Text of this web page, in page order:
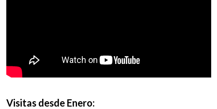
Visitas desde Enero: